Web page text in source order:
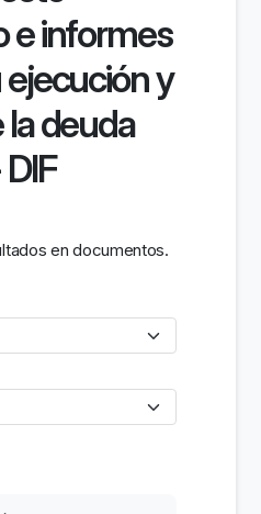
e informes
y
deuda
en documentos.